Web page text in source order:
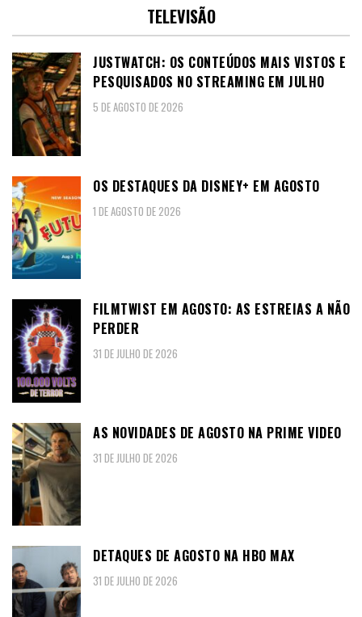
TELEVISÃO
JUSTWATCH: OS CONTEÚDOS MAIS VISTOS E
PESQUISADOS NO STREAMING EM JULHO
5 DE AGOSTO DE 2026
OS DESTAQUES DA DISNEY+ EM AGOSTO
1 DE AGOSTO DE 2026
FILMTWIST EM AGOSTO: AS ESTREIAS A NÃO
PERDER
31 DE JULHO DE 2026
AS NOVIDADES DE AGOSTO NA PRIME VIDEO
31 DE JULHO DE 2026
DETAQUES DE AGOSTO NA HBO MAX
31 DE JULHO DE 2026